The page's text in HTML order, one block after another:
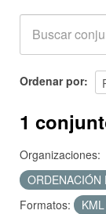
Acerca de
Ordenar por
1
Organizaciones:
ORDENACIÓN
Formatos:
KML